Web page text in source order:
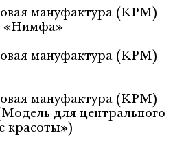
мануфактура (KPM)
«Нимфа»
мануфактура (KPM)
мануфактура (KPM)
для центрального
красоты»)